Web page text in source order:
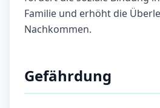
Familie und erhöht die
Nachkommen.
Gefährdung